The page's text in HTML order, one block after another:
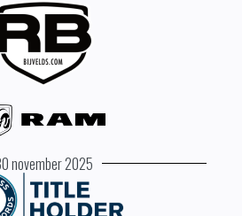
november 2025